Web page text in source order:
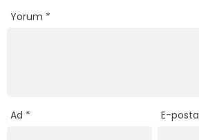
Yorum *
Ad * E-posta